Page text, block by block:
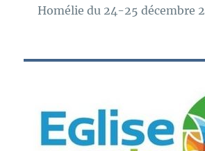
Homélie du 24-25 décembre